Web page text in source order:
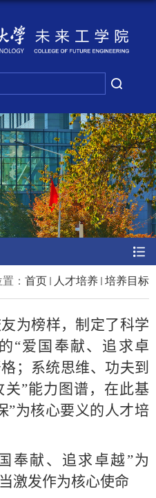
： 首页 人才培养 培养目标
为榜样，制定了科学
“爱国奉献、追求卓
；系统思维、功夫到
”能力图谱，在此基
”为核心要义的人才培
奉献、追求卓越”为
激发作为核心使命